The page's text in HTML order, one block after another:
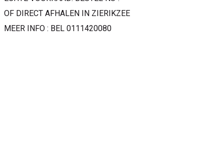
OF DIRECT AFHALEN IN ZIERIKZEE
MEER INFO : BEL 0111420080